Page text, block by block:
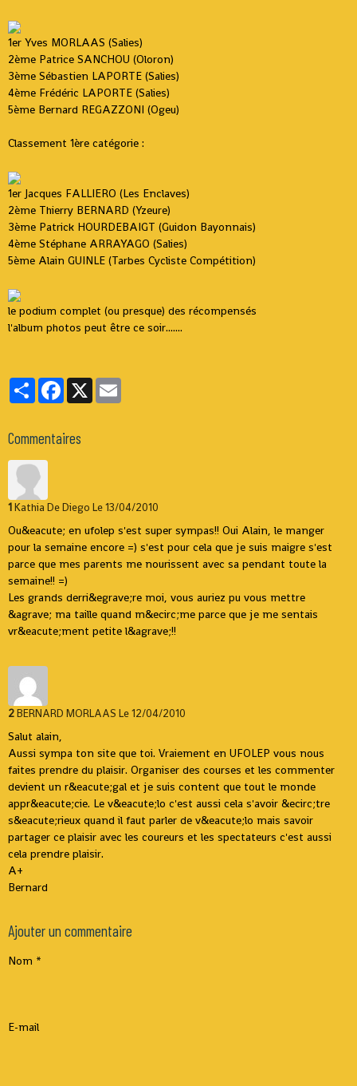
1er Yves MORLAAS (Salies)
2ème Patrice SANCHOU (Oloron)
3ème Sébastien LAPORTE (Salies)
4ème Frédéric LAPORTE (Salies)
5ème Bernard REGAZZONI (Ogeu)
Classement 1ère catégorie :
1er Jacques FALLIERO (Les Enclaves)
2ème Thierry BERNARD (Yzeure)
3ème Patrick HOURDEBAIGT (Guidon Bayonnais)
4ème Stéphane ARRAYAGO (Salies)
5ème Alain GUINLE (Tarbes Cycliste Compétition)
le podium complet (ou presque) des récompensés
l'album photos peut être ce soir.......
PartagerFacebook
X
Commentaires
1Kathia De Diego Le 13/04/2010
Ou&eacute; en ufolep s'est super sympas!! Oui Alain, le manger
pour la semaine encore =) s'est pour cela que je suis maigre s'est
parce que mes parents me nourissent avec sa pendant toute la
semaine!! =)
Les grands derri&egrave;re moi, vous auriez pu vous mettre
&agrave; ma taille quand m&ecirc;me parce que je me sentais
vr&eacute;ment petite l&agrave;!!
2BERNARD MORLAAS Le 12/04/2010
Salut alain,
Aussi sympa ton site que toi. Vraiement en UFOLEP vous nous
faites prendre du plaisir. Organiser des courses et les commenter
devient un r&eacute;gal et je suis content que tout le monde
appr&eacute;cie. Le v&eacute;lo c'est aussi cela s'avoir &ecirc;tre
s&eacute;rieux quand il faut parler de v&eacute;lo mais savoir
partager ce plaisir avec les coureurs et les spectateurs c'est aussi
cela prendre plaisir.
A+
Bernard
Ajouter un commentaire
Nom
E-mail